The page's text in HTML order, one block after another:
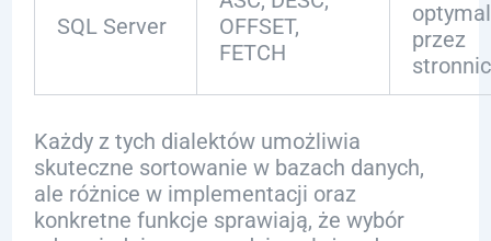
SQL Server
OFFSET,
FETCH
przez
Każdy z tych dialektów umożliwia
skuteczne sortowanie w bazach danych,
ale różnice w implementacji oraz
konkretne funkcje sprawiają, że wybór